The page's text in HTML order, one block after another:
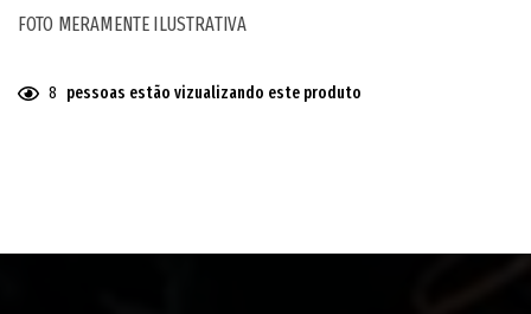
FOTO MERAMENTE ILUSTRATIVA
8 pessoas estão vizualizando este produto
carrinho